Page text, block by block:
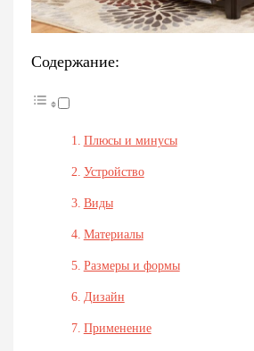
Содержание:
Плюсы и минусы
Устройство
Виды
Материалы
Размеры и формы
Дизайн
Применение